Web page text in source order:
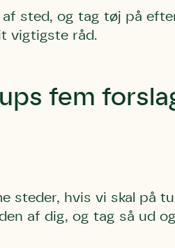
sted, og tag tøj på
vigtigste råd.
fem
steder, hvis vi skal på
af dig, og tag så ud
Telefon
Danmarks
Skriv under nu
Danmarks Naturfredningsforening må
Skriv under nu
Telefon
Danmarks
Skriv under nu